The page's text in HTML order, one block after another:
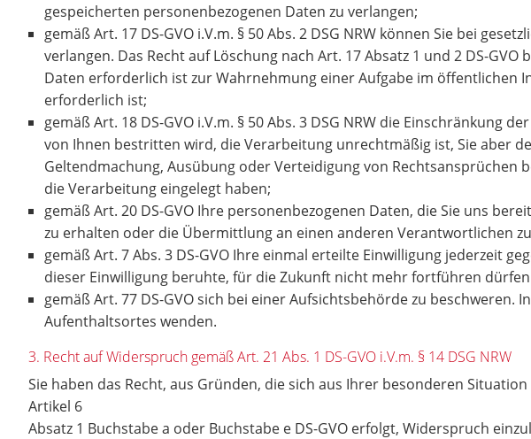
gespeicherten personenbezogenen Daten zu verlangen;
gemäß Art. 17 DS-GVO i.V.m. § 50 Abs. 2 DSG NRW können Sie bei
verlangen. Das Recht auf Löschung nach Art. 17 Absatz 1 und 2 DS-
Daten erforderlich ist zur Wahrnehmung einer Aufgabe im öffentlichen
erforderlich ist;
gemäß Art. 18 DS-GVO i.V.m. § 50 Abs. 3 DSG NRW die
von Ihnen bestritten wird, die Verarbeitung unrechtmäßig ist, Sie aber
Geltendmachung, Ausübung oder Verteidigung von Rechtsansprüchen
die Verarbeitung eingelegt haben;
gemäß Art. 20 DS-GVO Ihre personenbezogenen Daten, die Sie uns
zu erhalten oder die Übermittlung an einen anderen Verantwortlichen
gemäß Art. 7 Abs. 3 DS-GVO Ihre einmal erteilte Einwilligung jederzeit
dieser Einwilligung beruhte, für die Zukunft nicht mehr fortführen
gemäß Art. 77 DS-GVO sich bei einer Aufsichtsbehörde zu
Aufenthaltsortes wenden.
3. Recht auf Widerspruch gemäß Art. 21 Abs. 1 DS-GVO i.V.m. § 14 DSG NRW
Sie haben das Recht, aus Gründen, die sich aus Ihrer besonderen
Artikel 6
Absatz 1 Buchstabe a oder Buchstabe e DS-GVO erfolgt, Widerspruch